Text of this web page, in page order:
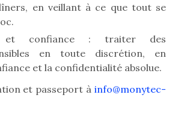
en veillant à ce que tout se
et confiance : traiter des
en toute discrétion, en
et la confidentialité absolue.
et passeport à info@monytec-